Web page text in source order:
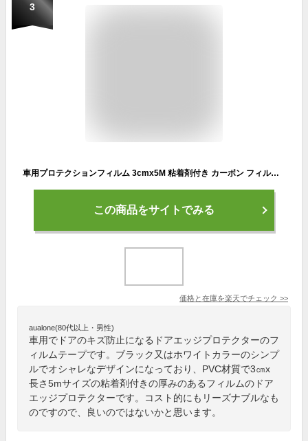
3
車用プロテクションフィルム 3cmx5M 粘着剤付き カーボン フィルムテープ カーボンブラック ドアシル保護フィルム テープ式 傷保護 ドアエッジプロテクター ドアエッジモール 取り付けが簡単
この商品をサイトでみる
価格と在庫を楽天でチェック >>
aualone(80代以上・男性)
車用でドアのキズ防止になるドアエッジプロテクターのフ
ィルムテープです。ブラック又はホワイトカラーのシンプ
ルでオシャレなデザインになっており、PVC材質で3㎝x
長さ5mサイズの粘着剤付きの厚みのあるフィルムのドア
エッジプロテクターです。コスト的にもリーズナブルなも
のですので、良いのではないかと思います。